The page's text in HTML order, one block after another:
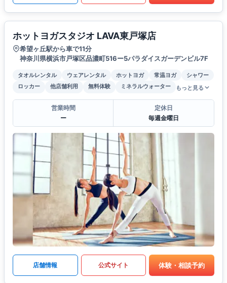
ホットヨガスタジオ LAVA東戸塚店
希望ヶ丘駅から車で11分
神奈川県横浜市戸塚区品濃町516ー5パラダイスガーデンビル7F
タオルレンタル ウェアレンタル ホットヨガ 常温ヨガ
シャワー
ロッカー
他店舗利用 無料体験 ミネラルウォーター もっと見る
営業時間
ー
定休日
毎週金曜日
店舗情報 公式サイト 体験・相談予約